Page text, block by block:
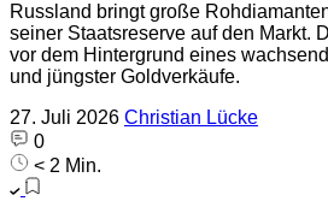
Russland bringt große
seiner Staatsreserve auf den Markt.
vor dem Hintergrund eines
und jüngster Goldverkäufe.
27. Juli 2026 Christian Lücke
0
< 2 Min.